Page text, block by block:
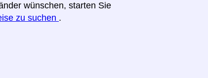
wünschen, starten Sie
zu suchen .